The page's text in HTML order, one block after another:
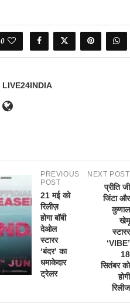
0
LIVE24INDIA
PREVIOUS
POST
21 मई को
रिलीज़
होगा बॉबी
देओल
स्टारर
‘बंदर’ का
धमाकेदार
ट्रेलर
NEXT POST
प्रीति जी
जिंटा और
कुणाल
खेमू
स्टारर
‘VIBE’
18
सितंबर को
होगी
रिलीज